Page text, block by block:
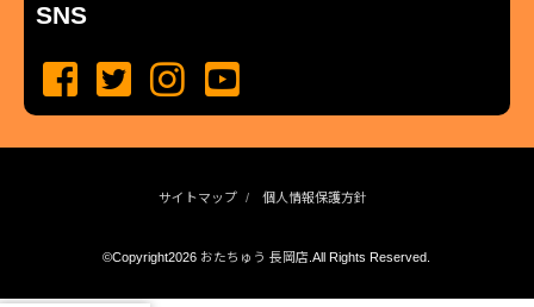
SNS
サイトマップ 個人情報保護方針
©Copyright2026 おたちゅう 長岡店 .All Rights Reserved.